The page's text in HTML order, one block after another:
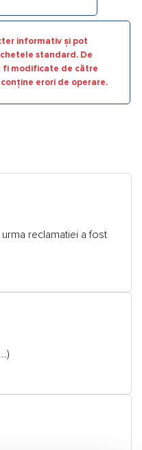
informativ și pot
standard. De
fi modificate de către
erori de operare.
reclamatiei a fost